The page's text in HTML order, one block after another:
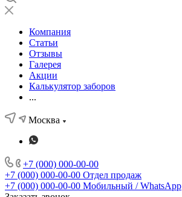
Компания
Статьи
Отзывы
Галерея
Акции
Калькулятор заборов
...
Москва
+7 (000) 000-00-00
+7 (000) 000-00-00 Отдел продаж
+7 (000) 000-00-00 Мобильный / WhatsApp